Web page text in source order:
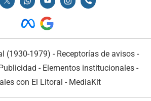
(1930-1979) - Receptorías de avisos -
- Elementos institucionales -
con El Litoral - MediaKit